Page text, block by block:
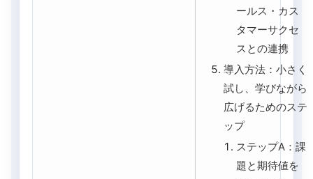
ールス・カス
タマーサクセ
スとの連携
導入方法：小さく
試し、学びながら
広げるためのステ
ップ
ステップA：課
題と期待値を